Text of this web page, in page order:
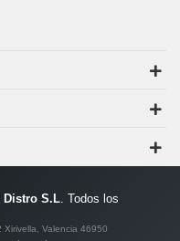
Distro S.L . Todos los
Xirivella, Valencia 46950